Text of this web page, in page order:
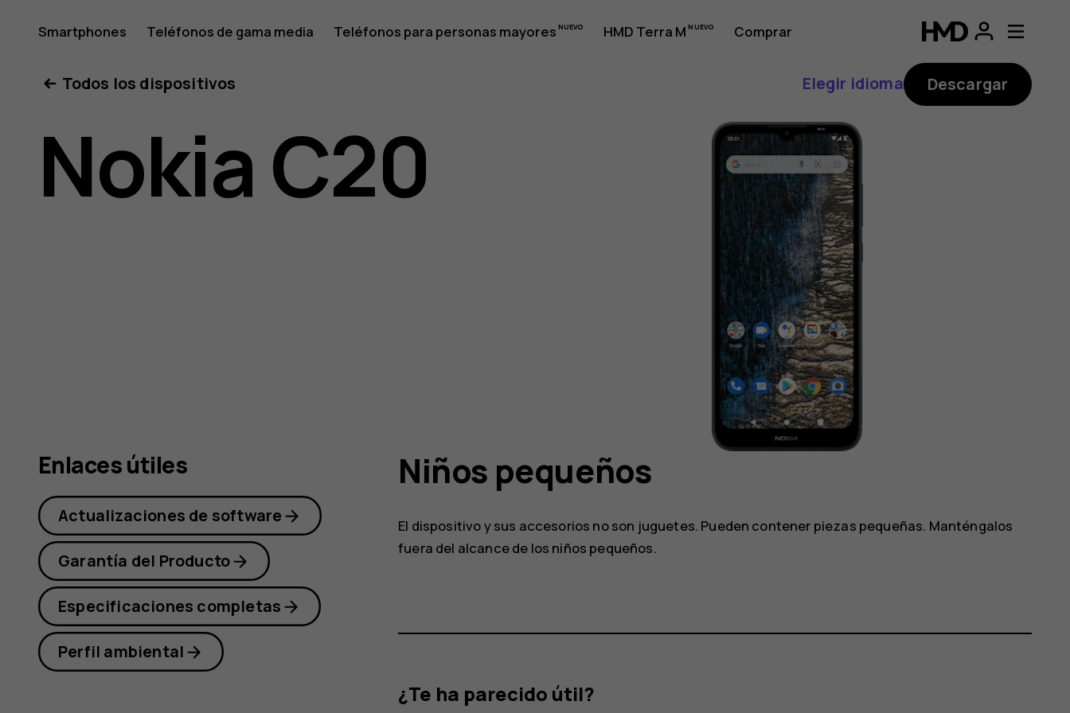
Manual
del
usuario
C20
Smartphones Teléfonos de gama media Teléfonos para personas mayores HMD Terra M Comprar
Todos los dispositivos
Elegir idioma Descargar
Nokia C20
Niños pequeños
El dispositivo y sus accesorios no son juguetes. Pueden contener piezas pequeñas. Manténgalos
fuera del alcance de los niños pequeños.
¿Te ha parecido útil?
Enlaces útiles
Actualizaciones de software
Garantía del Producto
Especificaciones completas
Perfil ambiental